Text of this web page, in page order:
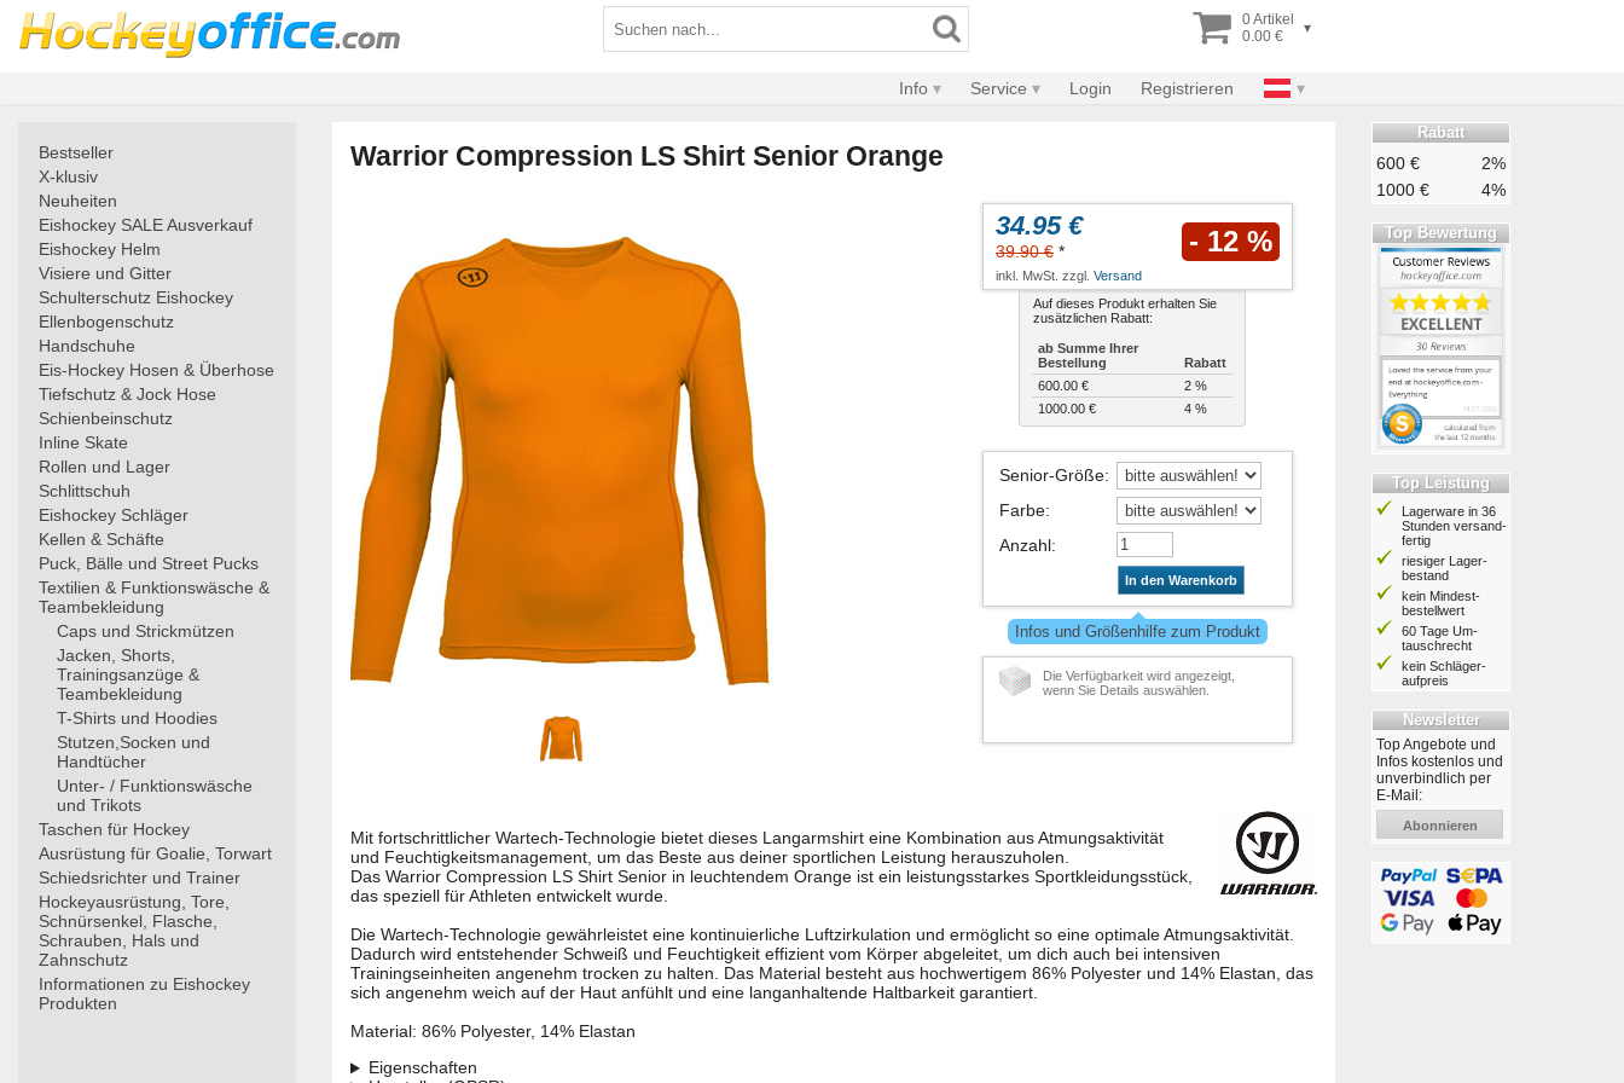
0 Artikel
0.00 €
▾
Info Service Login Registrieren
Bestseller
X-klusiv
Neuheiten
Eishockey SALE Ausverkauf
Eishockey Helm
Visiere und Gitter
Schulterschutz Eishockey
Ellenbogenschutz
Handschuhe
Eis-Hockey Hosen & Überhose
Tiefschutz & Jock Hose
Schienbeinschutz
Inline Skate
Rollen und Lager
Schlittschuh
Eishockey Schläger
Kellen & Schäfte
Puck, Bälle und Street Pucks
Textilien & Funktionswäsche &
Teambekleidung
Caps und Strickmützen
Jacken, Shorts,
Trainingsanzüge &
Teambekleidung
T-Shirts und Hoodies
Stutzen,Socken und
Handtücher
Unter- / Funktionswäsche
und Trikots
Taschen für Hockey
Ausrüstung für Goalie, Torwart
Schiedsrichter und Trainer
Hockeyausrüstung, Tore,
Schnürsenkel, Flasche,
Schrauben, Hals und
Zahnschutz
Informationen zu Eishockey
Produkten
Warrior Compression LS Shirt Senior Orange
34.95 €
39.90 € * - 12 %
inkl. MwSt. zzgl. Versand
Auf dieses Produkt erhalten Sie
zusätzlichen Rabatt:
ab Summe Ihrer
Bestellung
Rabatt
600.00 €
2 %
1000.00 €
4 %
Senior-Größe:
Farbe:
Anzahl:
In den Warenkorb
Infos und Größenhilfe zum Produkt
Die Verfügbarkeit wird angezeigt,
wenn Sie Details auswählen.
Mit fortschrittlicher Wartech-Technologie bietet dieses Langarmshirt eine Kombination aus Atmungsaktivität
und Feuchtigkeitsmanagement, um das Beste aus deiner sportlichen Leistung herauszuholen.
Das Warrior Compression LS Shirt Senior in leuchtendem Orange ist ein leistungsstarkes Sportkleidungsstück,
das speziell für Athleten entwickelt wurde.
Die Wartech-Technologie gewährleistet eine kontinuierliche Luftzirkulation und ermöglicht so eine optimale Atmungsaktivität.
Dadurch wird entstehender Schweiß und Feuchtigkeit effizient vom Körper abgeleitet, um dich auch bei intensiven
Trainingseinheiten angenehm trocken zu halten. Das Material besteht aus hochwertigem 86% Polyester und 14% Elastan, das
sich angenehm weich auf der Haut anfühlt und eine langanhaltende Haltbarkeit garantiert.
Material: 86% Polyester, 14% Elastan
Eigenschaften
Rabatt
600 €
2%
1000 €
4%
Top Bewertung
Top Leistung
Lagerware in 36
Stunden ver­sand­
fertig
riesiger Lager­
bestand
kein Mindest­
bestell­wert
60 Tage Um­
tausch­recht
kein Schläger­
aufpreis
Newsletter
Top Angebote und
Infos kostenlos und
unverbindlich per
E-Mail:
Abonnieren